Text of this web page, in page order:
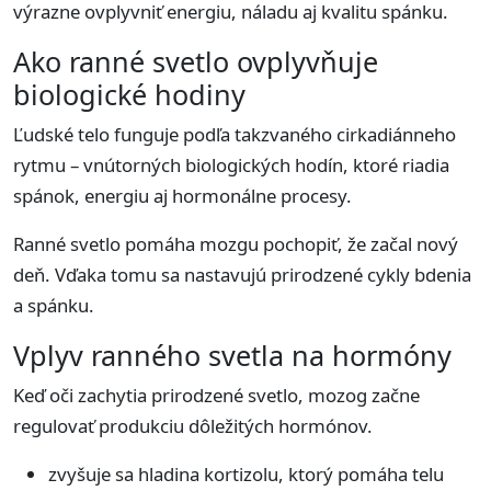
výrazne ovplyvniť energiu, náladu aj kvalitu spánku.
Ako ranné svetlo ovplyvňuje
biologické hodiny
Ľudské telo funguje podľa takzvaného cirkadiánneho
rytmu – vnútorných biologických hodín, ktoré riadia
spánok, energiu aj hormonálne procesy.
Ranné svetlo pomáha mozgu pochopiť, že začal nový
deň. Vďaka tomu sa nastavujú prirodzené cykly bdenia
a spánku.
Vplyv ranného svetla na hormóny
Keď oči zachytia prirodzené svetlo, mozog začne
regulovať produkciu dôležitých hormónov.
zvyšuje sa hladina kortizolu, ktorý pomáha telu